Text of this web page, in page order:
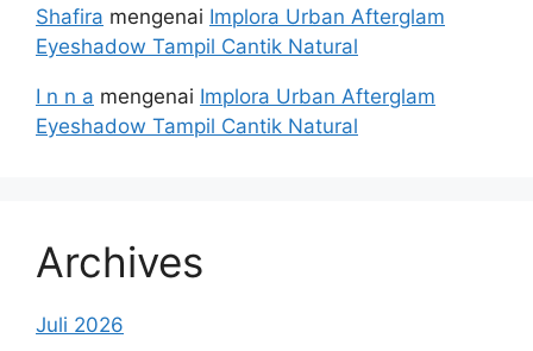
Shafira mengenai Implora Urban Afterglam
Eyeshadow Tampil Cantik Natural
I n n a mengenai Implora Urban Afterglam
Eyeshadow Tampil Cantik Natural
Archives
Juli 2026